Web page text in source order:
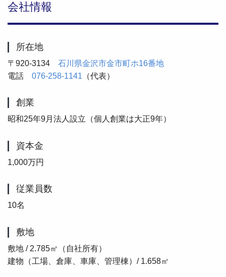
会社情報
所在地
〒920-3134 石川県金沢市金市町ホ16番地
電話 076-258-1141 （代表）
創業
昭和25年9月法人設立（個人創業は大正9年）
資本金
1,000万円
従業員数
10名
敷地
敷地 / 2.785㎡（自社所有）
建物（工場、倉庫、車庫、管理棟）/ 1.658㎡